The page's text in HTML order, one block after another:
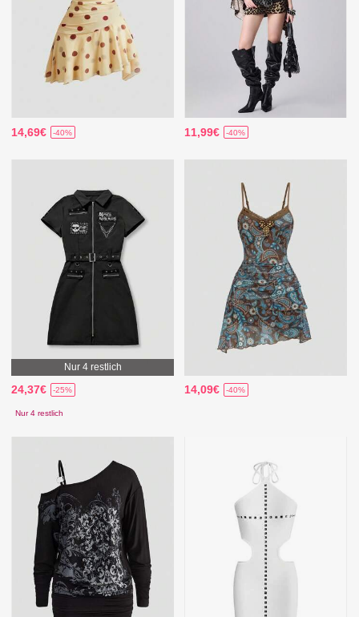
14,69€ -40% 11,99€ -40%
Nur 4 restlich
24,37€ -25%
Nur 4 restlich
14,09€ -40%